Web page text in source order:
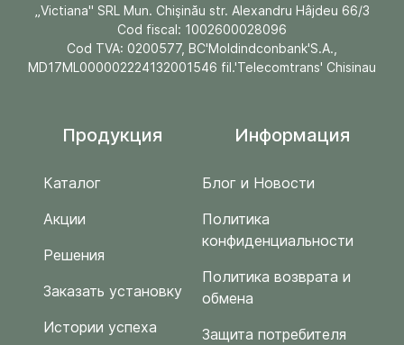
„Victiana" SRL Mun. Chişinău str. Alexandru Hâjdeu 66/3
Cod fiscal: 1002600028096
Cod TVA: 0200577, BC'Moldindconbank'S.A.,
MD17ML000002224132001546 fil.'Telecomtrans' Chisinau
Продукция
Каталог
Акции
Решения
Заказать установку
Истории успеха
Информация
Блог и Новости
Политика
конфиденциальности
Политика возврата и
обмена
Защита потребителя